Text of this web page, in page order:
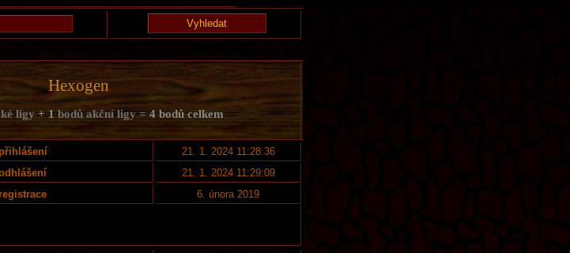
Hexogen
ligy + 1bodů akční ligy = 4 bodů celkem
21. 1. 2024 11:28:36
21. 1. 2024 11:29:09
6. února 2019